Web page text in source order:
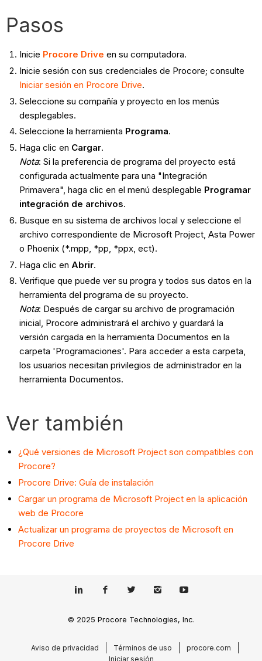
Pasos
Inicie Procore Drive en su computadora.
Inicie sesión con sus credenciales de Procore; consulte
Iniciar sesión en Procore Drive.
Seleccione su compañía y proyecto en los menús
desplegables.
Seleccione la herramienta Programa.
Haga clic en Cargar.
Nota: Si la preferencia de programa del proyecto está
configurada actualmente para una "Integración
Primavera", haga clic en el menú desplegable Programar
integración de archivos.
Busque en su sistema de archivos local y seleccione el
archivo correspondiente de MicrosoftProject, Asta Power
o Phoenix (*.mpp, *pp, *ppx, ect).
Haga clic en Abrir.
Verifique que puede ver su progra y todos sus datos en la
herramienta del programa de su proyecto.
Nota: Después de cargar su archivo de programación
inicial, Procore administrará el archivo y guardará la
versión cargada en la herramienta Documentos en la
carpeta 'Programaciones'. Para acceder a esta carpeta,
los usuarios necesitan privilegios de administrador en la
herramienta Documentos.
Ver también
¿Qué versiones de Microsoft Project son compatibles con
Procore?
Procore Drive: Guía de instalación
Cargar un programa de Microsoft Project en la aplicación
web de Procore
Actualizar un programa de proyectos de Microsoft en
Procore Drive
© 2025 Procore Technologies, Inc.
Aviso de privacidad Términos de uso
procore.com
Iniciar sesión